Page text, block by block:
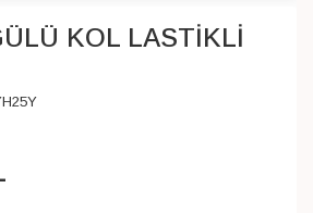
KOL LASTİKLİ